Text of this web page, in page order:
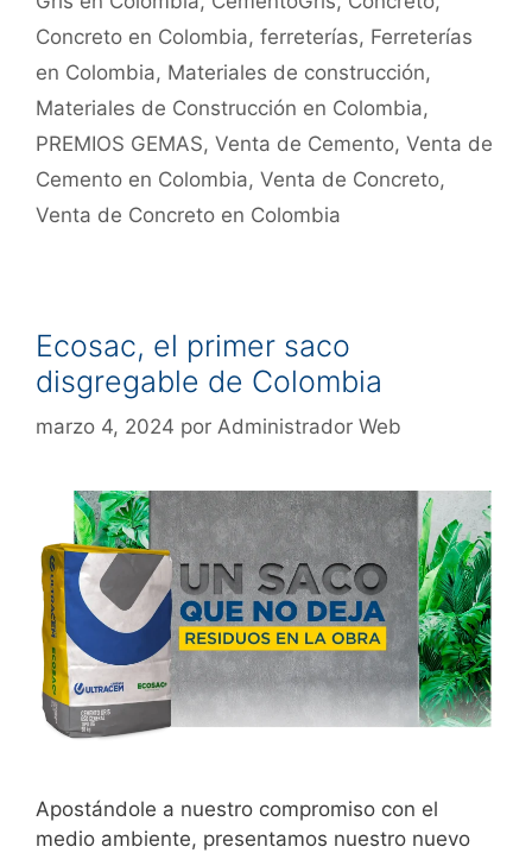
Concreto en Colombia, ferreterías, Ferreterías
en Colombia, Materiales de construcción,
Materiales de Construcción en Colombia,
PREMIOS GEMAS, Venta de Cemento, Venta de
Cemento en Colombia, Venta de Concreto,
Venta de Concreto en Colombia
Ecosac, el primer saco
disgregable de Colombia
marzo 4, 2024 por Administrador Web
Apostándole a nuestro compromiso con el
medio ambiente, presentamos nuestro nuevo